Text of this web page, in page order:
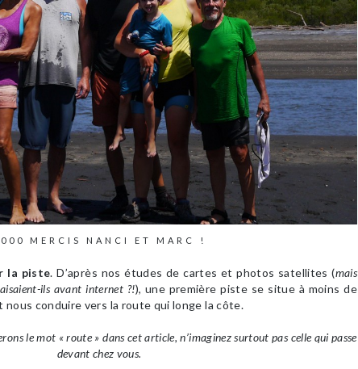
MERCIS NANCI ET MARC !
la piste. D’après nos études de cartes et photos satellites (mais
ils avant internet ?!), une première piste se situe à moins de
conduire vers la route qui longe la côte.
le mot « route » dans cet article, n’imaginez surtout pas celle qui passe
devant chez vous.